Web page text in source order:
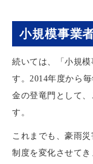
小規模事業
続いては、「小規
す。2014年度から
金の登竜門として
す。
これまでも、豪雨
制度を変化させて